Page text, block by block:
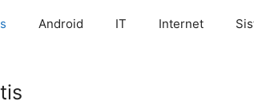
Android IT Internet